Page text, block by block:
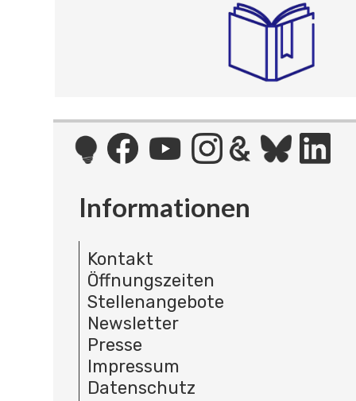
Informationen
Kontakt
Öffnungszeiten
Stellenangebote
Newsletter
Presse
Impressum
Datenschutz